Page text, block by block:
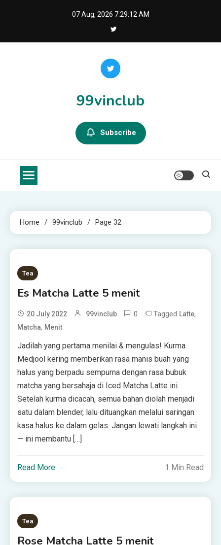
07 Aug, 2026 7:29:12 AM
99vinclub
Subscribe
Home 99vinclub Page 32
Tea
Es Matcha Latte 5 menit
20 July 2022 99vinclub 0 Tagged Latte,
Matcha, Menit
Jadilah yang pertama menilai & mengulas! Kurma
Medjool kering memberikan rasa manis buah yang
halus yang berpadu sempurna dengan rasa bubuk
matcha yang bersahaja di Iced Matcha Latte ini.
Setelah kurma dicacah, semua bahan diolah menjadi
satu dalam blender, lalu dituangkan melalui saringan
kasa halus ke dalam gelas. Jangan lewati langkah ini
— ini membantu […]
Read More 1 Min Read
Tea
Rose Matcha Latte 5 menit